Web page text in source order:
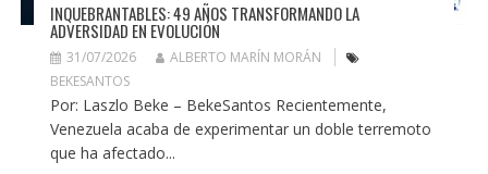
INQUEBRANTABLES: 49 AÑOS TRANSFORMANDO LA
ADVERSIDAD EN EVOLUCIÓN
31/07/2026
ALBERTO MARÍN MORÁN
BEKESANTOS
Por: Laszlo Beke – BekeSantos Recientemente,
Venezuela acaba de experimentar un doble terremoto
que ha afectado...